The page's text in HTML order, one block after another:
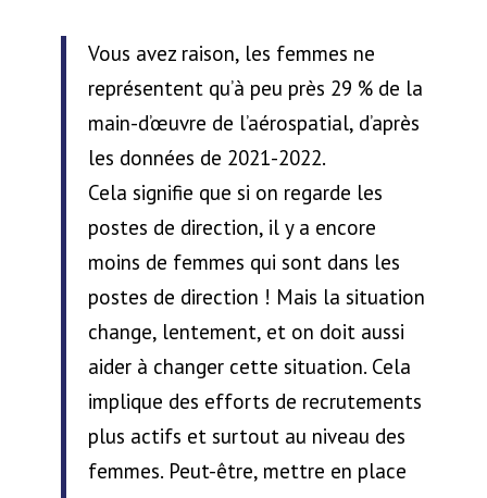
Vous avez raison, les femmes ne
représentent qu’à peu près 29 % de la
main-d’œuvre de l’aérospatial, d’après
les données de 2021-2022.
Cela signifie que si on regarde les
postes de direction, il y a encore
moins de femmes qui sont dans les
postes de direction ! Mais la situation
change, lentement, et on doit aussi
aider à changer cette situation. Cela
implique des efforts de recrutements
plus actifs et surtout au niveau des
femmes. Peut-être, mettre en place